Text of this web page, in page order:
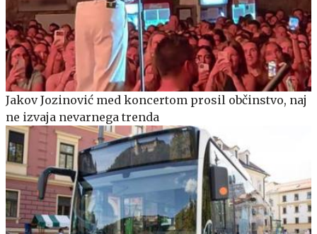
Jakov Jozinović med koncertom prosil občinstvo, naj
ne izvaja nevarnega trenda